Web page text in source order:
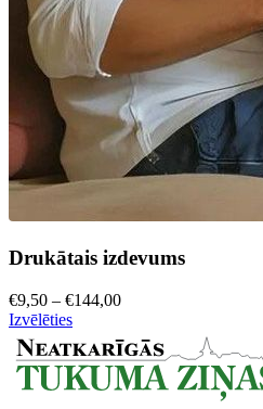
Drukātais izdevums
€9,50 – €144,00
Izvēlēties